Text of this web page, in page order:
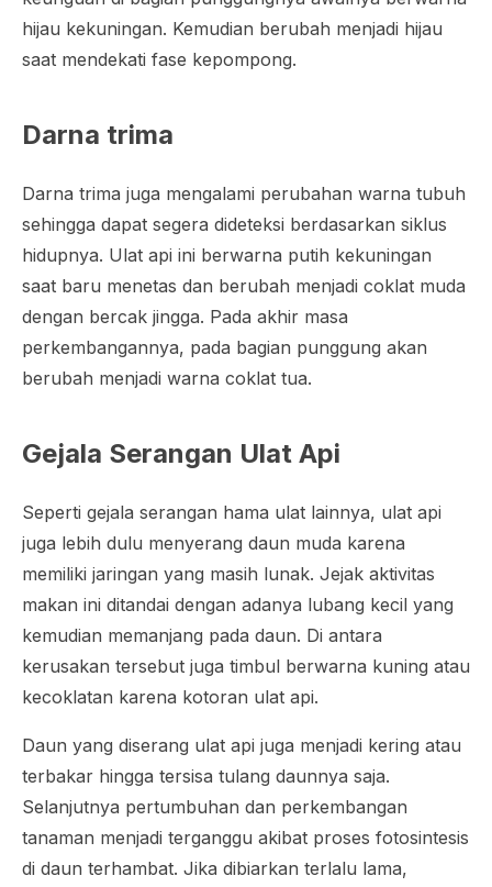
hijau kekuningan. Kemudian berubah menjadi hijau
saat mendekati fase kepompong.
Darna trima
Darna trima juga mengalami perubahan warna tubuh
sehingga dapat segera dideteksi berdasarkan siklus
hidupnya. Ulat api ini berwarna putih kekuningan
saat baru menetas dan berubah menjadi coklat muda
dengan bercak jingga. Pada akhir masa
perkembangannya, pada bagian punggung akan
berubah menjadi warna coklat tua.
Gejala Serangan Ulat Api
Seperti gejala serangan hama ulat lainnya, ulat api
juga lebih dulu menyerang daun muda karena
memiliki jaringan yang masih lunak. Jejak aktivitas
makan ini ditandai dengan adanya lubang kecil yang
kemudian memanjang pada daun. Di antara
kerusakan tersebut juga timbul berwarna kuning atau
kecoklatan karena kotoran ulat api.
Daun yang diserang ulat api juga menjadi kering atau
terbakar hingga tersisa tulang daunnya saja.
Selanjutnya pertumbuhan dan perkembangan
tanaman menjadi terganggu akibat proses fotosintesis
di daun terhambat. Jika dibiarkan terlalu lama,